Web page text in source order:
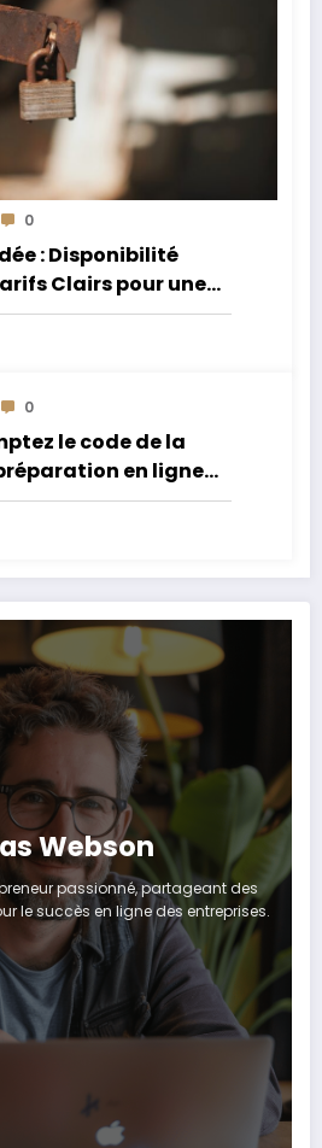
0
: Disponibilité
Clairs pour une
0
le code de la
en ligne
Webson
passionné, partageant des
le succès en ligne des entreprises.